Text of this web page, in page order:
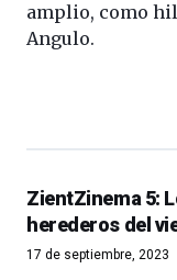
amplio, como
Angulo.
ZientZinema 5:
herederos del
17 de septiembre, 2023